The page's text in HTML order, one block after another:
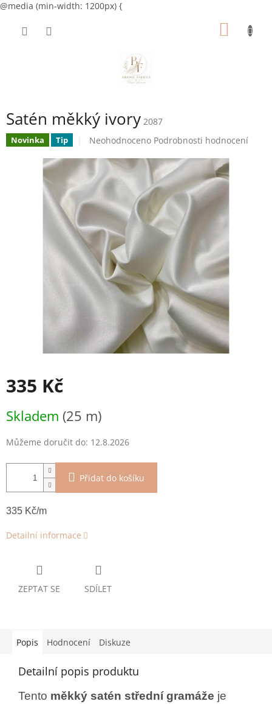
@media (min-width: 1200px) {
Satén měkký ivory 2087
Novinka Tip
Průměrné
produktu
je
0,0
z
hvězdiček.
Neohodnoceno Podrobnosti hodnocení
335 Kč
cena:
Skladem (25 m)
Můžeme doručit do: 12.8.2026
Přidat do košíku
335 Kč/m
Detailní informace
ZEPTAT SE SDÍLET
Popis Hodnocení Diskuze
Detailní popis produktu
Tento měkký satén střední gramáže je